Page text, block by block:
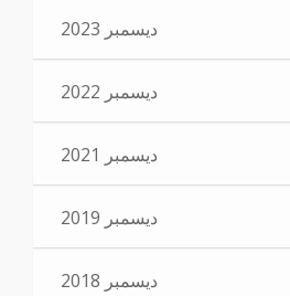
ديسمبر 2023
ديسمبر 2022
ديسمبر 2021
ديسمبر 2019
ديسمبر 2018